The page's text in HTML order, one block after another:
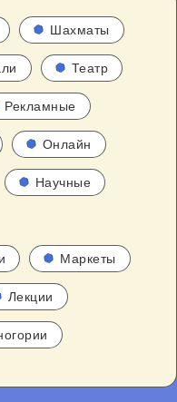
Шахматы
Театр
Рекламные
Онлайн
Научные
Маркеты
Лекции